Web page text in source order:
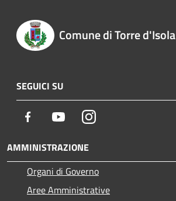
Comune di Torre d'Isola
SEGUICI SU
Facebook YoutubeInstagram
AMMINISTRAZIONE
Organi di Governo
Aree Amministrative